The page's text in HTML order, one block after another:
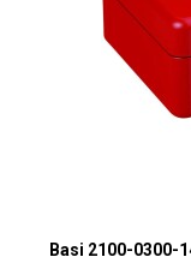
Basi 2100-0300-